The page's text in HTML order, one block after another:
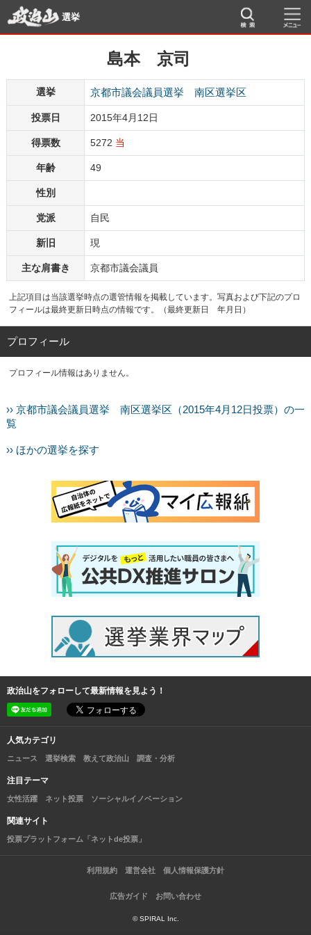
選挙
島本 京司
選挙 京都市議会議員選挙 南区選挙区
投票日 2015年4月12日
得票数 5272 当
年齢 49
性別
党派 自民
新旧 現
主な肩書き 京都市議会議員
上記項目は当該選挙時点の選管情報を掲載しています。写真および下記のプロ
フィールは最終更新日時点の情報です。（最終更新日 年月日）
プロフィール
プロフィール情報はありません。
›› 京都市議会議員選挙 南区選挙区（2015年4月12日投票）の一
覧
›› ほかの選挙を探す
政治山をフォローして最新情報を見よう！
人気カテゴリ
ニュース 選挙検索 教えて政治山 調査・分析
注目テーマ
女性活躍 ネット投票 ソーシャルイノベーション
関連サイト
投票プラットフォーム「ネットde投票」
利用規約 運営会社 個人情報保護方針
広告ガイド お問い合わせ
© SPIRAL Inc.